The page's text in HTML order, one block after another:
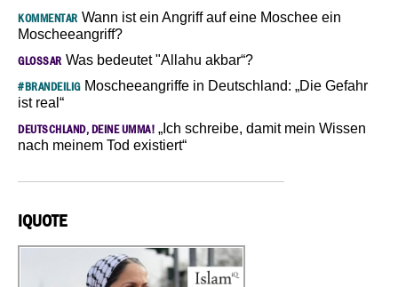
KOMMENTAR Wann ist ein Angriff auf eine Moschee ein
Moscheeangriff?
GLOSSAR Was bedeutet "Allahu akbar“?
#BRANDEILIGMoscheeangriffe in Deutschland: „Die Gefahr
ist real“
DEUTSCHLAND, DEINE UMMA! „Ich schreibe, damit mein Wissen
nach meinem Tod existiert“
IQUOTE